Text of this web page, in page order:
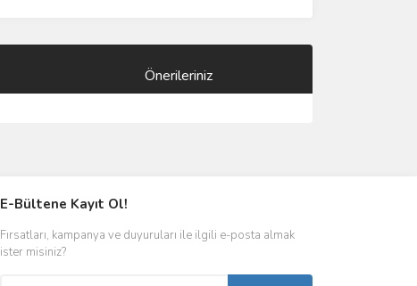
Önerileriniz
E-Bültene Kayıt Ol!
Fırsatları, kampanya ve duyuruları ile ilgili e-posta almak
ister misiniz?